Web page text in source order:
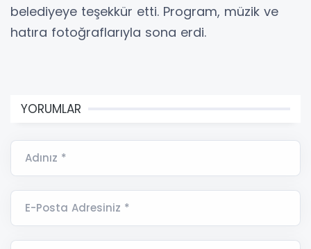
belediyeye teşekkür etti. Program, müzik ve
hatıra fotoğraflarıyla sona erdi.
YORUMLAR
Adınız *
E-Posta Adresiniz *